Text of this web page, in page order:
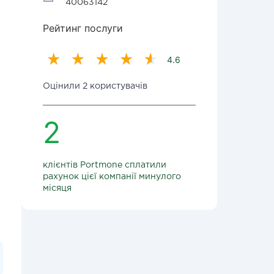
40063142
Рейтинг послуги
4.6
Оцінили 2 користувачів
2
клієнтів Portmone сплатили
рахунок цієї компанії минулого
місяця